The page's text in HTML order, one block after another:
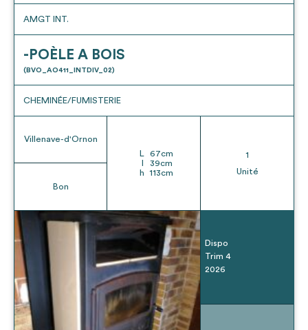
AMGT INT.
-POÈLE A BOIS
(BVO_AO411_INTDIV_02)
CHEMINÉE/FUMISTERIE
Villenave-d'Ornon
Bon
L 67cm
39cm
h
113cm
1
Unité
Dispo
Trim 4
2026